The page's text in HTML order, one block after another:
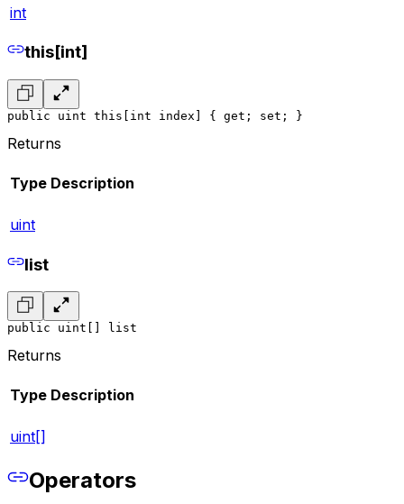
int
this[int]
public uint this[int index] { get; set; }
Returns
Type Description
uint
list
public uint[] list
Returns
Type Description
uint[]
Operators